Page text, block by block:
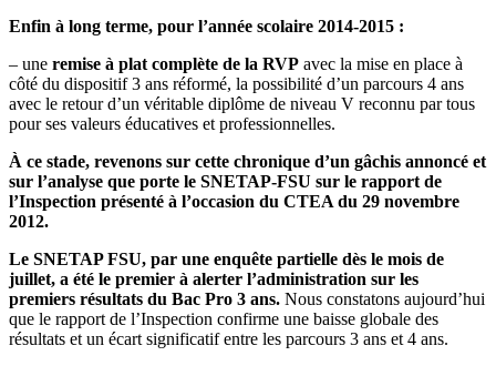
Enfin à long terme, pour l’année scolaire 2014-2015 :
– une remise à plat complète de la RVP avec la mise en place à
côté du dispositif 3 ans réformé, la possibilité d’un parcours 4 ans
avec le retour d’un véritable diplôme de niveau V reconnu par tous
pour ses valeurs éducatives et professionnelles.
À ce stade, revenons sur cette chronique d’un gâchis annoncé et
sur l’analyse que porte le SNETAP-FSU sur le rapport de
l’Inspection présenté à l’occasion du CTEA du 29 novembre
2012.
Le SNETAP FSU, par une enquête partielle dès le mois de
juillet, a été le premier à alerter l’administration sur les
premiers résultats du Bac Pro 3 ans. Nous constatons aujourd’hui
que le rapport de l’Inspection confirme une baisse globale des
résultats et un écart significatif entre les parcours 3 ans et 4 ans.